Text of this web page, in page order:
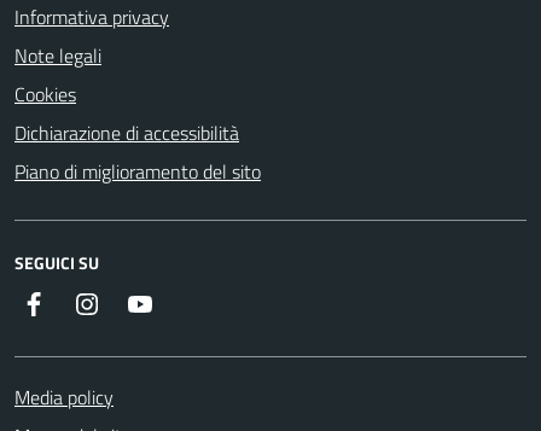
Informativa privacy
Note legali
Cookies
Dichiarazione di accessibilità
Piano di miglioramento del sito
SEGUICI SU
Facebook Instagram
Media policy